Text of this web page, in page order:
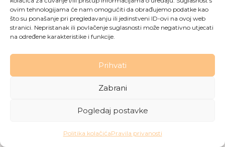
ovim tehnologijama će nam omogućiti da obrađujemo podatke kao
što su ponašanje pri pregledavanju ili jedinstveni ID-ovi na ovoj web
stranici. Nepristanak ili povlačenje suglasnosti može negativno utjecati
na određene karakteristike i funkcije.
Prihvati
Zabrani
Pogledaj postavke
Politika kolačićaPravila privanosti
Made with love byGobo Digital